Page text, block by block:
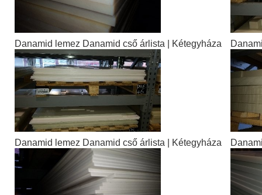
Danamid lemez Danamid cső árlista | Kétegyháza
Danamid lemez Danamid cső árlista | Kétegyháza